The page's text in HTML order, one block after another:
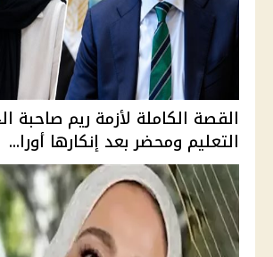
التعليم ومحضر بعد إنكارها أورا...